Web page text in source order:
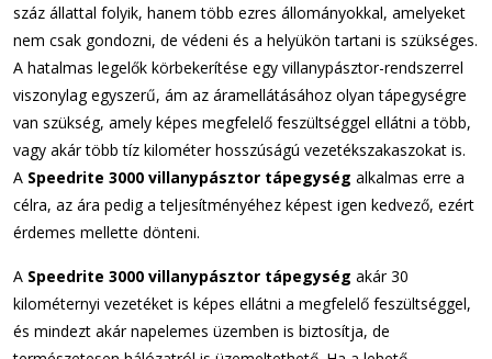
száz állattal folyik, hanem több ezres állományokkal, amelyeket
nem csak gondozni, de védeni és a helyükön tartani is szükséges.
A hatalmas legelők körbekerítése egy villanypásztor-rendszerrel
viszonylag egyszerű, ám az áramellátásához olyan tápegységre
van szükség, amely képes megfelelő feszültséggel ellátni a több,
vagy akár több tíz kilométer hosszúságú vezetékszakaszokat is.
A Speedrite 3000 villanypásztor tápegység alkalmas erre a
célra, az ára pedig a teljesítményéhez képest igen kedvező, ezért
érdemes mellette dönteni.
A Speedrite 3000 villanypásztor tápegység akár 30
kilométernyi vezetéket is képes ellátni a megfelelő feszültséggel,
és mindezt akár napelemes üzemben is biztosítja, de